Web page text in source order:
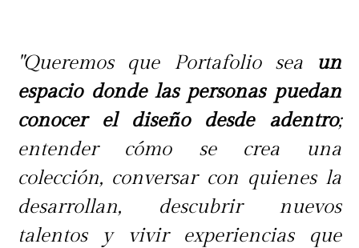
"Queremos que Portafolio sea
un
espacio donde las personas puedan
conocer el diseño desde adentro;
entender cómo se crea una
colección, conversar con quienes la
desarrollan, descubrir nuevos
talentos y vivir experiencias que